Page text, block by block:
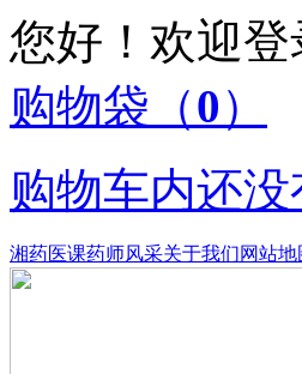
您好！欢迎
购物袋 （0）
购物车内还
湘药医课药师风采关于我们网站地